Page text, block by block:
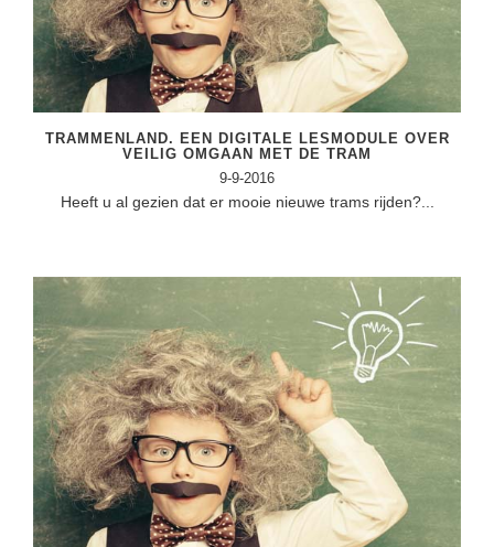
TRAMMENLAND. EEN DIGITALE LESMODULE OVER
VEILIG OMGAAN MET DE TRAM
9-9-2016
Heeft u al gezien dat er mooie nieuwe trams rijden?...